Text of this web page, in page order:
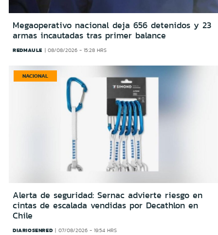
Megaoperativo nacional deja 656 detenidos y 23
armas incautadas tras primer balance
REDMAULE 08/08/2026 - 15:28 HRS
NACIONAL
Alerta de seguridad: Sernac advierte riesgo en
cintas de escalada vendidas por Decathlon en
Chile
DIARIOSENRED 07/08/2026 - 19:54 HRS